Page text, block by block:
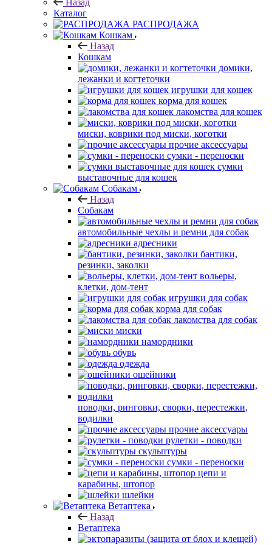
Назад
Каталог
РАСПРОДАЖА
Кошкам
Назад
Кошкам
домики,
лежанки и когтеточки
игрушки для кошек
корма для кошек
лакомства для кошек
миски, коврики под миски, коготки
прочие аксессуары
сумки - переноски
сумки
выставочные для кошек
Собакам
Назад
Собакам
автомобильные чехлы и ремни для собак
адресники
бантики,
резинки, заколки
вольеры,
клетки, дом-тент
игрушки для собак
корма для собак
лакомства для собак
миски
намордники
обувь
одежда
ошейники
поводки, ринговки, сворки, перестежки,
водилки
прочие аксессуары
рулетки - поводки
скульптуры
сумки - переноски
цепи и
карабины, штопор
шлейки
Ветаптека
Назад
Ветаптека